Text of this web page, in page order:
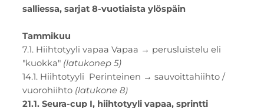
salliessa, sarjat 8-vuotiaista ylöspäin
Tammikuu
7.1. Hiihtotyyli vapaa Vapaa → perusluistelu eli
"kuokka" (latukonep 5)
14.1. Hiihtotyyli Perinteinen → sauvoittahiihto /
vuorohiihto (latukone 8)
21.1. Seura-cup I, hiihtotyyli vapaa, sprintti